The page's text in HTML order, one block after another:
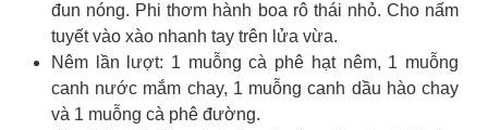
đun nóng. Phi thơm hành boa rô thái nhỏ. Cho nấm
tuyết vào xào nhanh tay trên lửa vừa.
Nêm lần lượt: 1 muỗng cà phê hạt nêm, 1 muỗng
canh nước mắm chay, 1 muỗng canh dầu hào chay
và 1 muỗng cà phê đường.